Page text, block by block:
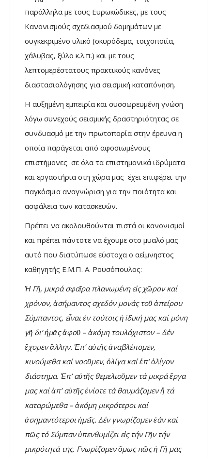
παράλληλα με τους Ευρωκώδικες, με τους
Κανονισμούς σχεδιασμού δομημάτων με
συγκεκριμένο υλικό (σκυρόδεμα, τοιχοποιία,
χάλυβας, ξύλο κ.λ.π.) και με τους
λεπτομερέστατους πρακτικούς κανόνες
διαστασιολόγησης για σεισμική καταπόνηση.
Η αυξημένη εμπειρία και συσσωρευμένη γνώση
λόγω συνεχούς σεισμικής δραστηριότητας σε
συνδυασμό με την πρωτοπορία στην έρευνα η
οποία παράγεται από αφοσιωμένους
επιστήμονες σε όλα τα επιστημονικά ιδρύματα
και εργαστήρια στη χώρα μας έχει επιφέρει την
παγκόσμια αναγνώριση για την ποιότητα και
ασφάλεια των κατασκευών.
Πρέπει να ακολουθούνται πιστά οι κανονισμοί
και πρέπει πάντοτε να έχουμε στο μυαλό μας
αυτό που διατύπωσε εύστοχα ο αείμνηστος
καθηγητής Ε.Μ.Π. Α. Ρουσόπουλος:
Ἡ Γῆ, μικρά σφαῖρα πλανωμένη εἰς χῶρον καί
χρόνον, ἀσήμαντος σχεδόν μονάς τοῦ ἀπείρου
Σύμπαντος, εἶναι ἐν τούτοις ἡ ἰδική μας καί μόνη
γῆ δι’ ἡμᾶς ἀφοῦ – ἀκόμη τουλάχιστον – δέν
ἔχομεν ἄλλην. Ἐπ’ αὐτῆς ἀναβλέπομεν,
κινούμεθα καί νοοῦμεν, ὀλίγα καί ἐπ’ ὀλίγον
διάστημα. Ἐπ’ αὐτῆς θεμελιοῦμεν τά μικρά ἔργα
μας καί ἀπ’ αὐτῆς ἐνίοτε τά θαυμάζομεν ἤ τά
καταρώμεθα – ἀκόμη μικρότεροι καί
ἀσημαντότεροι ἡμεῖς. Δέν γνωρίζομεν ἐάν καί
πῶς τό Σύμπαν ὑπενθυμίζει εἰς τήν Γῆν τήν
μικρότητά της. Γνωρίζομεν ὅμως πῶς ἡ Γῆ μας